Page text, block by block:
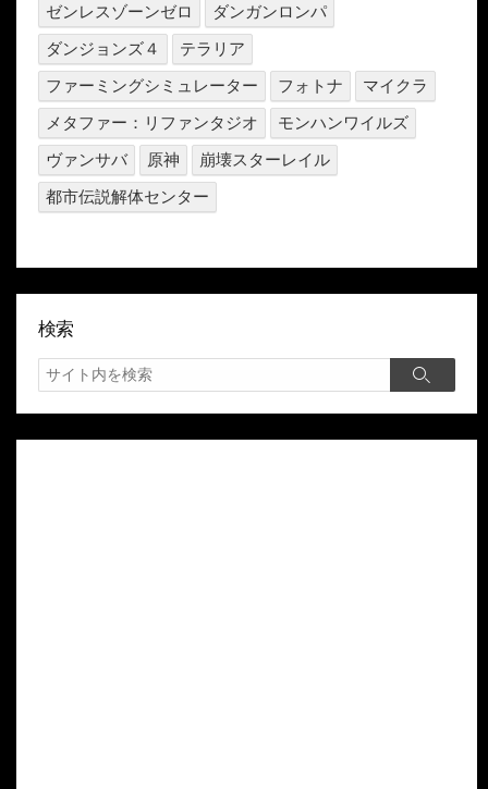
ゼンレスゾーンゼロ
ダンガンロンパ
ダンジョンズ４
テラリア
ファーミングシミュレーター
フォトナ
マイクラ
メタファー：リファンタジオ
モンハンワイルズ
ヴァンサバ
原神
崩壊スターレイル
都市伝説解体センター
検索
検
索
検